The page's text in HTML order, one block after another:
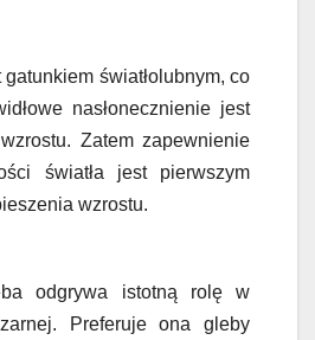
światłolubnym, co
nasłonecznienie jest
Zatem zapewnienie
światła jest pierwszym
wzrostu.
odgrywa istotną rolę w
Preferuje ona gleby